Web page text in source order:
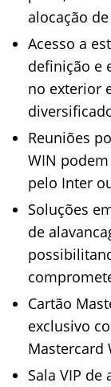
alocação
Acesso a
definição e
no exterior
Reuniões
WIN
pelo Inter
Soluções
de
Cartão
exclusivo
Mastercard
Sala VIP